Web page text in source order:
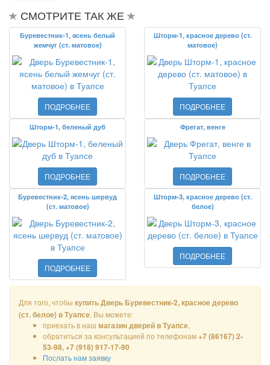
СМОТРИТЕ ТАК ЖЕ
Буревестник-1, ясень белый
жемчуг (ст. матовое)
ПОДРОБНЕЕ
Шторм-1, красное дерево (ст.
матовое)
ПОДРОБНЕЕ
Шторм-1, беленый дуб
ПОДРОБНЕЕ
Фрегат, венге
ПОДРОБНЕЕ
Буревестник-2, ясень шервуд
(ст. матовое)
ПОДРОБНЕЕ
Шторм-3, красное дерево (ст.
белое)
ПОДРОБНЕЕ
Для того, чтобы купить Дверь Буревестник-2, красное дерево
(ст. белое) в Туапсе, Вы можете:
приехать в наш магазин дверей в Туапсе,
обратиться за консультацией по телефонам+7 (86167) 2-
53-98, +7 (918) 917-17-90
Послать нам заявку